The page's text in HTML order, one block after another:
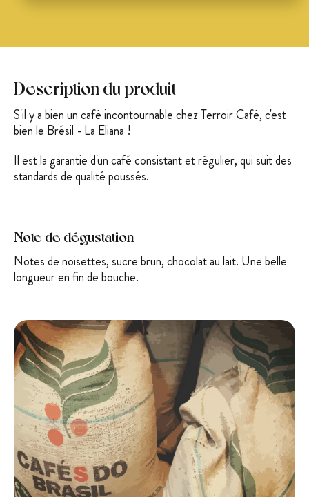
Description du produit
S'il y a bien un café incontournable chez Terroir Café, c'est
bien le Brésil - La Eliana !
Il est la garantie d'un café consistant et régulier, qui suit des
standards de qualité poussés.
Note de dégustation
Notes de noisettes, sucre brun, chocolat au lait. Une belle
longueur en fin de bouche.